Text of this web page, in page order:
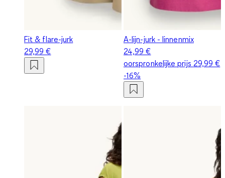
Fit & flare-jurk
29,99 €
A-lijn-jurk - linnenmix
24,99 €
oorspronkelijke prijs 29,99 €
-16%